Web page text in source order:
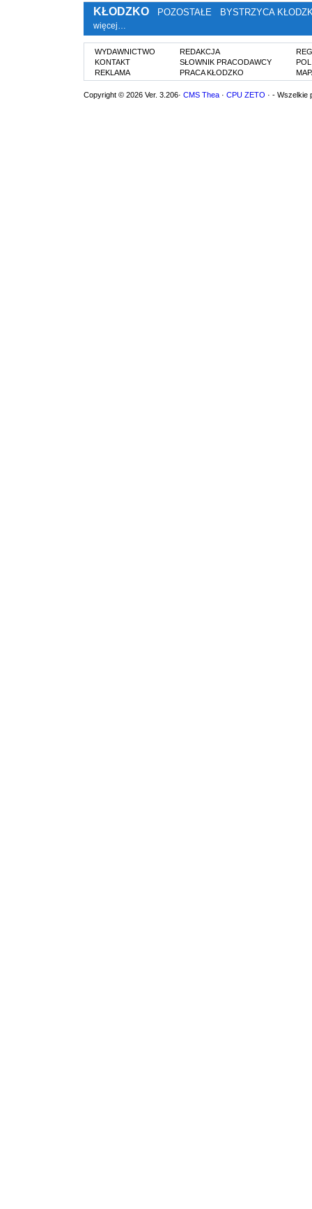
KŁODZKO POZOSTAŁE BYSTRZYCA
więcej…
WYDAWNICTWO
KONTAKT
REKLAMA
REDAKCJA
SŁOWNIK PRACODAWCY
PRACA KŁODZKO
Copyright © 2026 Ver. 3.206· CMS Thea · CPU ZETO · - Wszelkie